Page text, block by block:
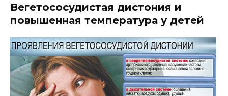
Вегетососудистая дистония и
повышенная температура у детей